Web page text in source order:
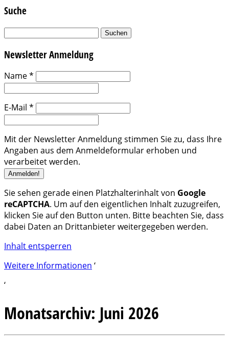
Suche
Suchen
Newsletter Anmeldung
Name*
E-Mail *
Mit der Newsletter Anmeldung stimmen Sie zu, dass Ihre
Angaben aus dem Anmeldeformular erhoben und
verarbeitet werden.
Sie sehen gerade einen Platzhalterinhalt von Google
reCAPTCHA. Um auf den eigentlichen Inhalt zuzugreifen,
klicken Sie auf den Button unten. Bitte beachten Sie, dass
dabei Daten an Drittanbieter weitergegeben werden.
Inhalt entsperren
Weitere Informationen ‘
‘
Monatsarchiv: Juni 2026